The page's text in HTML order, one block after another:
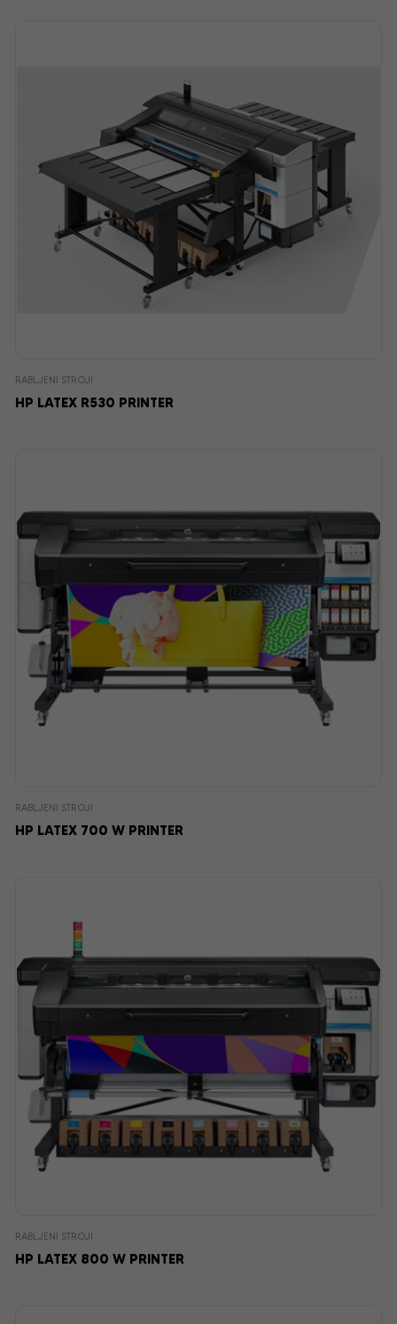
RABLJENI STROJI
HP LATEX R530 PRINTER
RABLJENI STROJI
HP LATEX 700 W PRINTER
RABLJENI STROJI
HP LATEX 800 W PRINTER